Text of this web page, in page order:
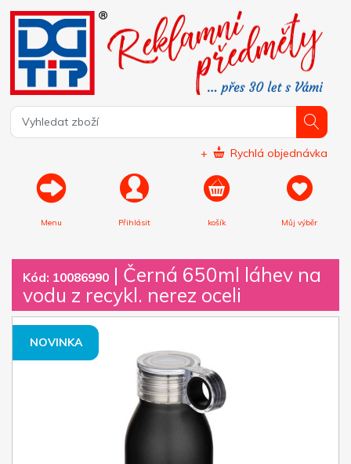
+ Rychlá objednávka
Menu Přihlásit košík Můj výběr
Kód: 10086990 | Černá 650ml láhev na
vodu z recykl. nerez oceli
NOVINKA